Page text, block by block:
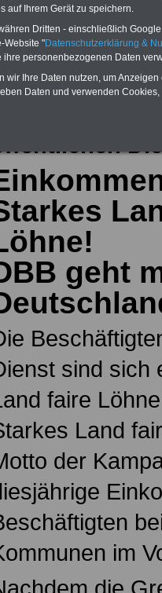
Übersicht
bei
geht
sind sich
faire
Land
der
im
auf Ihrem Gerät zu speichern.
Dritten - einschließlich
Website "Datenschutzerklärung &
ihre personenbezogenen Daten
wir Ihre Daten nutzen, um
Daten und verwenden